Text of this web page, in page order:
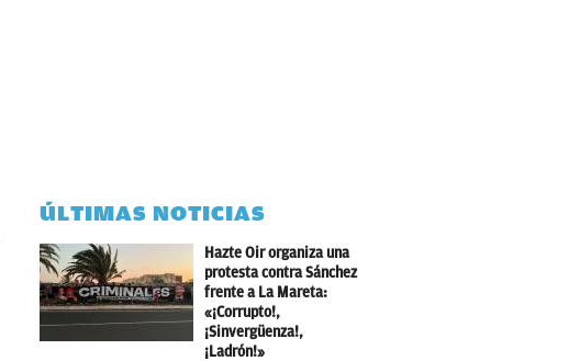
ÚLTIMAS NOTICIAS
Hazte Oir organiza una
protesta contra Sánchez
frente a La Mareta:
«¡Corrupto!,
¡Sinvergüenza!,
¡Ladrón!»